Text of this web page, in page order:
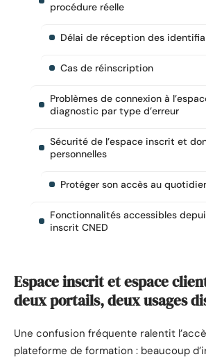
procédure réelle
Délai de réception des
Cas de réinscription
Problèmes de connexion à
diagnostic par type d’erreur
Sécurité de l’espace inscrit et
personnelles
Protéger son accès au
Fonctionnalités accessibles
inscrit CNED
Espace inscrit et espace
deux portails, deux usages
Une confusion fréquente ralentit
plateforme de formation : beaucoup